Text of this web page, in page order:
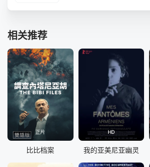
相关推荐
正片
比比档案
HD
我的亚美尼亚幽灵